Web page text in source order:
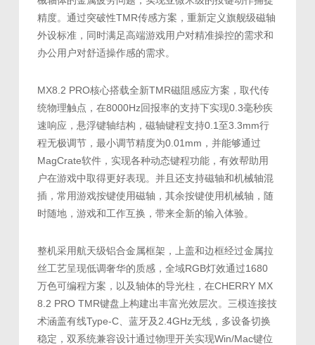
精度。通过突破性TMR传感方案，重新定义旗舰级磁轴
外设标准，同时满足高端游戏用户对精准操控的需求和
办公用户对舒适操作感的需求。
MX8.2 PRO核心搭载全新TMR磁阻感应方案，取代传
统物理触点，在8000Hz回报率的支持下实现0.3毫秒疾
速响应，悬浮键轴结构，磁轴键程支持0.1至3.3mm行
程无极调节，最小调节精度为0.01mm，并能够通过
MagCrate软件，实现各种动态键程功能，有效帮助用
户在游戏中取得更好表现。并且还支持磁轴和机械轴混
插，常用游戏按键使用磁轴，其余按键使用机械轴，随
时随地，游戏和工作互换，带来全新的输入体验。
整机采用航天级铝合金属框架，上盖和边框经过金属拉
丝工艺呈现低调奢华的质感，全域RGB灯效通过1680
万色可编程方案，以及轴体的导光柱，在CHERRY MX
8.2 PRO TMR键盘上构建出丰富光效层次。三模连接技
术涵盖有线Type-C、蓝牙及2.4GHz无线，多设备切换
稳定，双系统兼容设计通过物理开关实现Win/Mac键位